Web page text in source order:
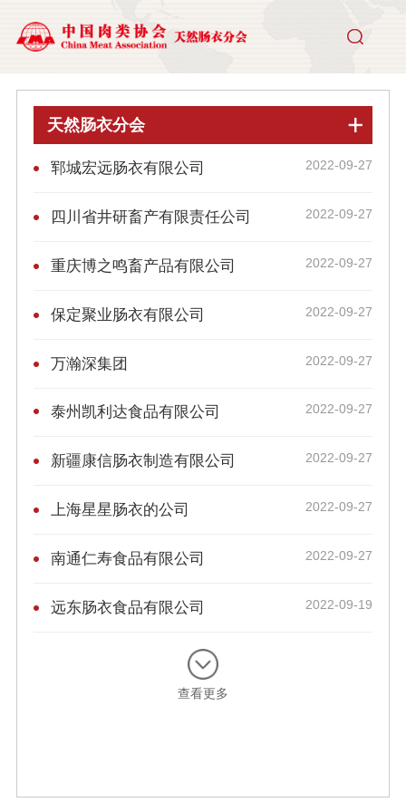
天然肠衣分会
郓城宏远肠衣有限公司 2022-09-27
四川省井研畜产有限责任公司 2022-09-27
重庆博之鸣畜产品有限公司 2022-09-27
保定聚业肠衣有限公司 2022-09-27
万瀚深集团 2022-09-27
泰州凯利达食品有限公司 2022-09-27
新疆康信肠衣制造有限公司 2022-09-27
上海星星肠衣的公司 2022-09-27
南通仁寿食品有限公司 2022-09-27
远东肠衣食品有限公司 2022-09-19
查看更多